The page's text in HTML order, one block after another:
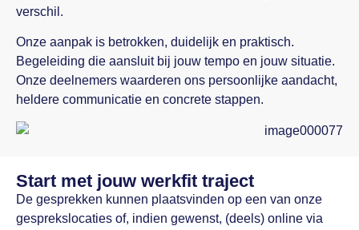
verschil.
Onze aanpak is betrokken, duidelijk en praktisch.
Begeleiding die aansluit bij jouw tempo en jouw situatie.
Onze deelnemers waarderen ons persoonlijke aandacht,
heldere communicatie en concrete stappen.
Start met jouw werkfit traject
De gesprekken kunnen plaatsvinden op een van onze
gesprekslocaties of, indien gewenst, (deels) online via